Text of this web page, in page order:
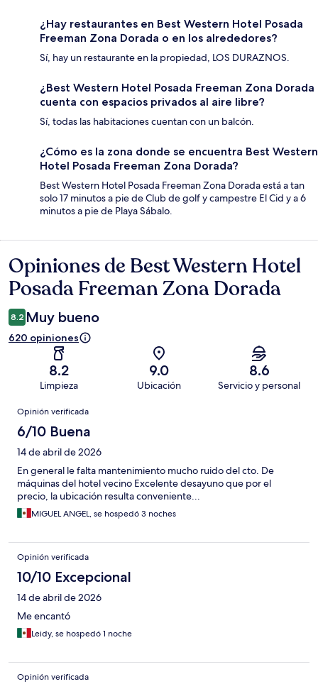
¿Hay restaurantes en Best Western Hotel Posada
Freeman Zona Dorada o en los alrededores?
Sí, hay un restaurante en la propiedad, LOS DURAZNOS.
¿Best Western Hotel Posada Freeman Zona Dorada
cuenta con espacios privados al aire libre?
Sí, todas las habitaciones cuentan con un balcón.
¿Cómo es la zona donde se encuentra Best Western
Hotel Posada Freeman Zona Dorada?
Best Western Hotel Posada Freeman Zona Dorada está a tan
solo 17 minutos a pie de Club de golf y campestre El Cid y a 6
minutos a pie de Playa Sábalo.
Opiniones
Opiniones de Best Western Hotel
Posada Freeman Zona Dorada
8.2 Muy bueno
620 opiniones
8.2
Limpieza
9.0
Ubicación
8.6
Servicio y personal
Opiniones
Opinión verificada
6/10 Buena
14 de abril de 2026
En general le falta mantenimiento mucho ruido del cto. De
máquinas del hotel vecino Excelente desayuno que por el
precio, la ubicación resulta conveniente...
MIGUEL ANGEL, se hospedó 3 noches
Opinión verificada
10/10 Excepcional
14 de abril de 2026
Me encantó
Leidy, se hospedó 1 noche
Opinión verificada